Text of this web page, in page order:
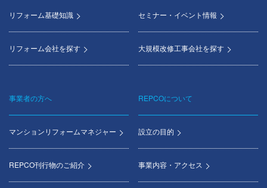
リフォーム基礎知識
リフォーム会社を探す
セミナー・イベント情報
大規模改修工事会社を探す
事業者の方へ
マンションリフォームマネジャー
REPCO刊行物のご紹介
REPCOについて
設立の目的
事業内容・アクセス